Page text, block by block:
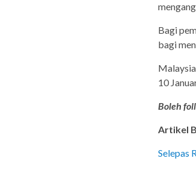
Bagi
bagi
10
Boleh
Artikel
Selepas